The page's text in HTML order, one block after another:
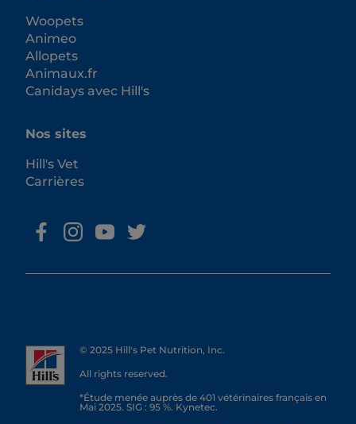
Woopets
Animeo
Allopets
Animaux.fr
Canidays avec Hill's
Nos sites
Hill's Vet
Carrières
© 2025 Hill's Pet Nutrition, Inc.
All rights reserved.
*Étude menée auprès de 401 vétérinaires français en
Mai 2025. SIG : 95 %. Kynetec.